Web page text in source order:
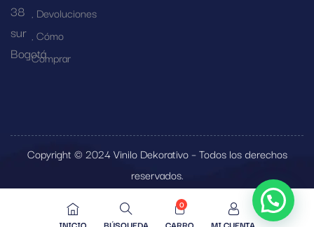
38
sur
Bogotá
Devoluciones
Cómo
Comprar
Copyright © 2024 Vinilo Dekorativo – Todos los derechos
reservados.
0